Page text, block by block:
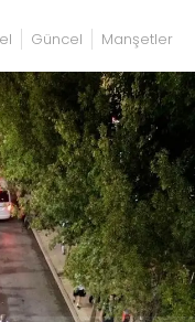
Güncel Manşetler